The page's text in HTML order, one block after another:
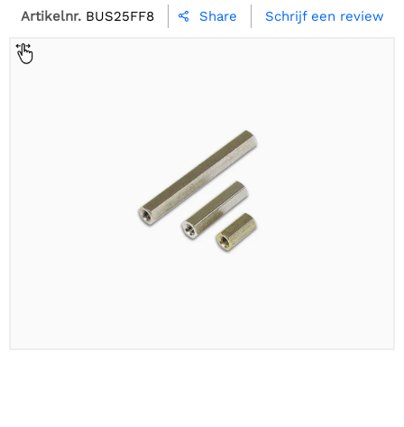
Artikelnr. BUS25FF8  Share Schrijf een review